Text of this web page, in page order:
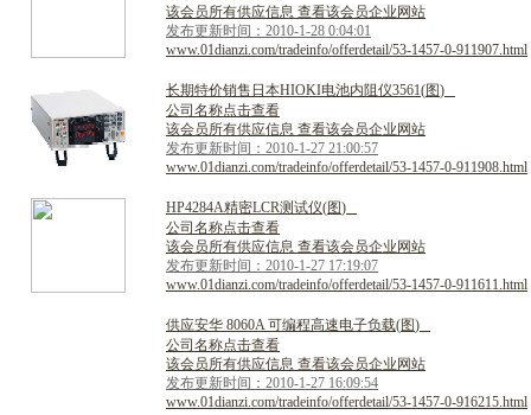
该会员所有供应信息 查看该会员企业网站
发布更新时间：2010-1-28 0:04:01
www.01dianzi.com/tradeinfo/offerdetail/53-1457-0-911907.html
长期特价销售 日 本HIOKI电池内阻 仪3561(图)
公司名称点击查看
该会员所有供应信息 查看该会员企业网站
发布更新时间：2010-1-27 21:00:57
www.01dianzi.com/tradeinfo/offerdetail/53-1457-0-911908.html
HP4284A精密LCR测试仪(图)
公司名称点击查看
该会员所有供应信息 查看该会员企业网站
发布更新时间：2010-1-27 17:19:07
www.01dianzi.com/tradeinfo/offerdetail/53-1457-0-911611.html
供应安华 8060A 可编程高速电子负载(图)
公司名称点击查看
该会员所有供应信息 查看该会员企业网站
发布更新时间：2010-1-27 16:09:54
www.01dianzi.com/tradeinfo/offerdetail/53-1457-0-916215.html